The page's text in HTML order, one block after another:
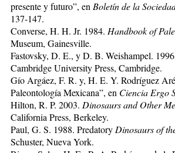
presente y futuro”, en Boletín de la
137-147.
Converse, H. H. Jr. 1984. Handbook of
Museum, Gainesville.
Fastovsky, D. E., y D. B. Weishampel.
Cambridge University Press, Cambridge.
Gío Argáez, F. R. y, H. E. Y. Rodríguez
Paleontología Mexicana”, en Ciencia Ergo
Hilton, R. P. 2003. Dinosaurs and Other
California Press, Berkeley.
Paul, G. S. 1988. Predatory Dinosaurs of
Schuster, Nueva York.